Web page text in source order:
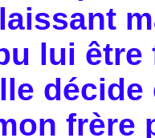
lui être